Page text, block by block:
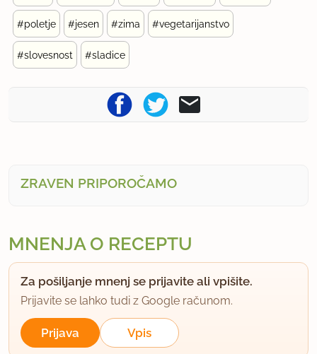
#poletje #jesen #zima #vegetarijanstvo
#slovesnost #sladice
ZRAVEN PRIPOROČAMO
MNENJA O RECEPTU
Za pošiljanje mnenj se prijavite ali vpišite.
Prijavite se lahko tudi z Google računom.
Prijava Vpis